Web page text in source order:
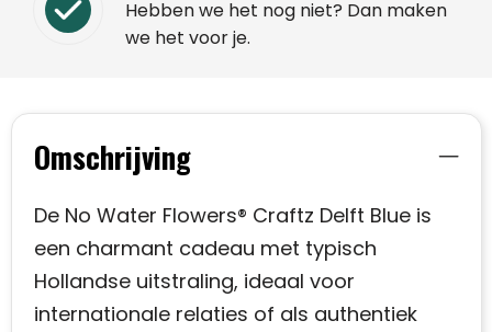
Hebben we het nog niet? Dan maken
we het voor je.
Omschrijving
De No Water Flowers® Craftz Delft Blue is
een charmant cadeau met typisch
Hollandse uitstraling, ideaal voor
internationale relaties of als authentiek